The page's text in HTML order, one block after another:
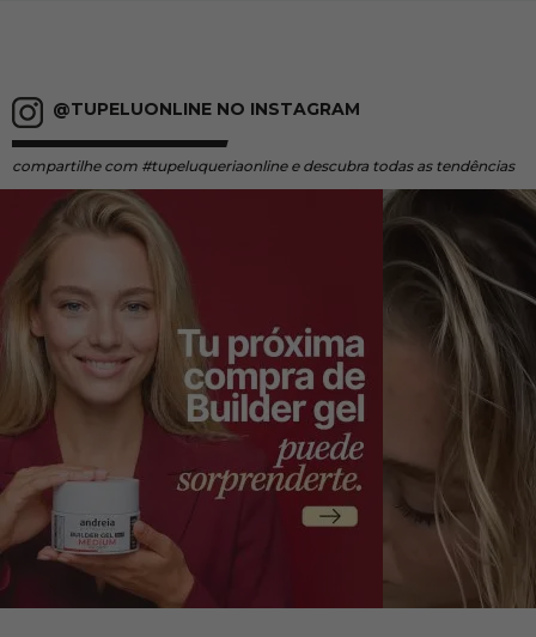
@TUPELUONLINE NO INSTAGRAM
compartilhe com #tupeluqueriaonline e descubra todas as tendências